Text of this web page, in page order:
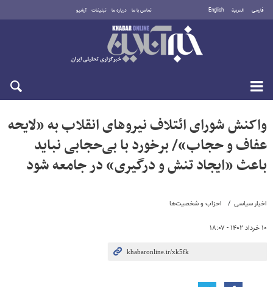
فارسی العربية English تماس با ما درباره ما تبلیغات آرشیو
جمعه ۱۶ مرداد ۱۴۰۵
اخبار سیاسی احزاب و شخصیت‌ها
۱۰ خرداد ۱۴۰۲ - ۱۸:۰۷
واکنش شورای ائتلاف نیروهای انقلاب به «لایحه
عفاف و حجاب»/ برخورد با بی‌حجابی نباید
باعث «ایجاد تنش و درگیری» در جامعه شود